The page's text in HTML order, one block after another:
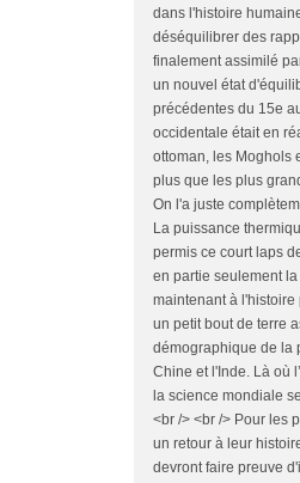
dans l'histoire
déséquilibrer des
finalement assimilé
un nouvel état
précédentes du 15e
occidentale était en
ottoman, les Moghols
plus que les plus
On l'a juste
La puissance
permis ce court laps
en partie seulement
maintenant à
un petit bout de terre
démographique de la
Chine et l'Inde. Là où
la science mondiale
<br /> <br /> Pour les
un retour à leur
devront faire preuve